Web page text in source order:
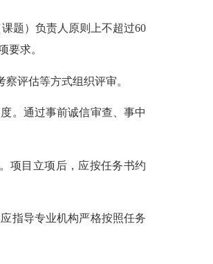
题）负责人原则上不超过60
要求。
评估等方式组织评审。
。通过事前诚信审查、事中
项目立项后，应按任务书约
指导专业机构严格按照任务